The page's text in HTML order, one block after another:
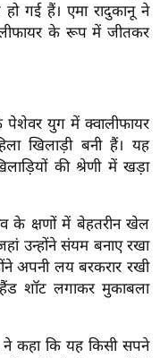
गई हैं। एमा रादुकानू ने
के रूप में जीतकर
पेशेवर युग में क्वालीफायर
खिलाड़ी बनी हैं। यह
की श्रेणी में खड़ा
के क्षणों में बेहतरीन खेल
उन्होंने संयम बनाए रखा
अपनी लय बरकरार रखी
शॉट लगाकर मुकाबला
कहा कि यह किसी सपने